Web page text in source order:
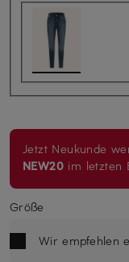
Jetzt Neukunde
NEW20 im letzten
Größe
Wir empfehlen